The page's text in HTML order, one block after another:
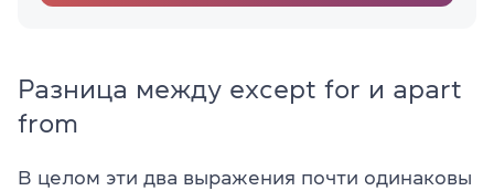
Разница между except for и apart
from
В целом эти два выражения почти одинаковы